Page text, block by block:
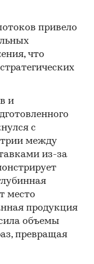
привело
что
и
с
между
из-за
место
продукция
объемы
превращая